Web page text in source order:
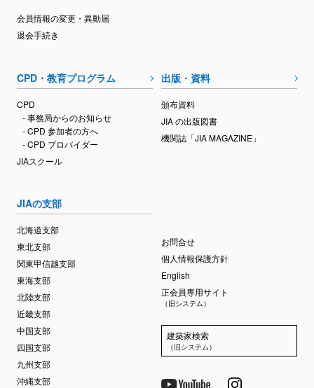
会員情報の変更・異動届
退会手続き
CPD・教育プログラム
CPD
- 事務局からのお知らせ
- CPD 参加者の方へ
- CPD プロバイダー
JIAスクール
出版・資料
頒布資料
JIA の出版図書
機関誌「JIA MAGAZINE」
JIAの支部
北海道支部
東北支部
関東甲信越支部
東海支部
北陸支部
近畿支部
中国支部
四国支部
九州支部
沖縄支部
お問合せ
個人情報保護方針
English
正会員専用サイト
（旧システム）
建築家検索
（旧システム）